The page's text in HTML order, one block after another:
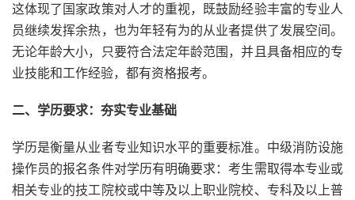
这体现了国家政策对人才的重视，既鼓励经验丰富的专业人
员继续发挥余热，也为年轻有为的从业者提供了发展空间。
无论年龄大小，只要符合法定年龄范围，并且具备相应的专
业技能和工作经验，都有资格报考。
二、学历要求：夯实专业基础
学历是衡量从业者专业知识水平的重要标准。中级消防设施
操作员的报名条件对学历有明确要求：考生需取得本专业或
相关专业的技工院校或中等及以上职业院校、专科及以上普